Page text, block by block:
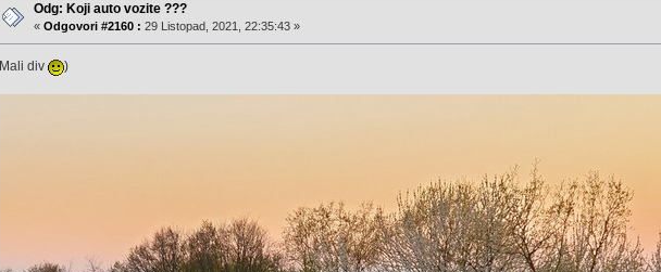
Odg: Koji auto vozite ???
«Odgovori #2160 : 29 Listopad, 2021, 22:35:43 »
Mali div )